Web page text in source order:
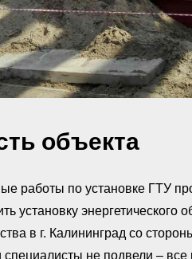
объекта
работы по установке ГТУ
установку
в г. Калининград со
не подвели –